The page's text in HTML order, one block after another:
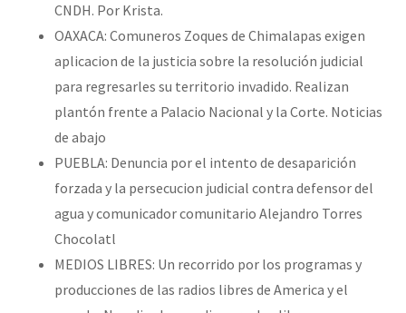
CNDH. Por Krista.
OAXACA: Comuneros Zoques de Chimalapas exigen
aplicacion de la justicia sobre la resolución judicial
para regresarles su territorio invadido. Realizan
plantón frente a Palacio Nacional y la Corte. Noticias
de abajo
PUEBLA: Denuncia por el intento de desaparición
forzada y la persecucion judicial contra defensor del
agua y comunicador comunitario Alejandro Torres
Chocolatl
MEDIOS LIBRES: Un recorrido por los programas y
producciones de las radios libres de America y el